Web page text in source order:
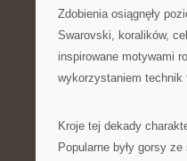
Zdobienia osiągnęły
Swarovski, koralików,
inspirowane motywami
wykorzystaniem technik
Kroje tej dekady
Popularne były gorsy